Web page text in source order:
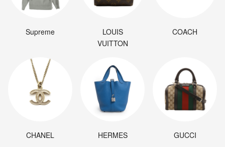
Supreme
LOUIS
VUITTON
COACH
CHANEL HERMES GUCCI